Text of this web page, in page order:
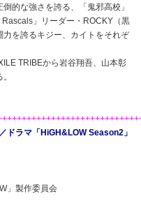
的な強さを誇る、「鬼邪高校」
」リーダー・ROCKY（黒
を誇るキジー、カイトをそれぞ
TRIBEから岩谷翔吾、山本彰
ドラマ「HiGH&LOW Season2」
」製作委員会